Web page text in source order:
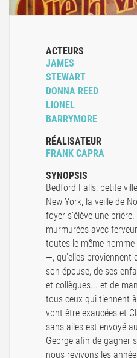
ACTEURS
JAMES
STEWART
DONNA REED
LIONEL
BARRYMORE
RÉALISATEUR
FRANK CAPRA
SYNOPSIS
Bedford Falls, petite
New York, la veille de
foyer s'élève une
murmurées avec
toutes le même
—, qu'elles proviennent
son épouse, de ses
et collègues... et de
tous ceux qui tiennent
vont être exaucées et
sans ailes est envoyé
George afin de gagner
nous revivons les